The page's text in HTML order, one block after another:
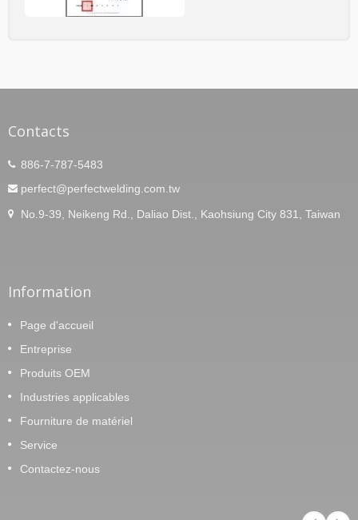
Contacts
886-7-787-5483
perfect@perfectwelding.com.tw
No.9-39, Neikeng Rd., Daliao Dist., Kaohsiung City 831, Taiwan
Information
Page d'accueil
Entreprise
Produits OEM
Industries applicables
Fourniture de matériel
Service
Contactez-nous